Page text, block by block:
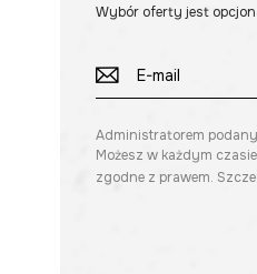
Wybór oferty jest
Administratorem
Możesz w każdym
zgodne z prawem.